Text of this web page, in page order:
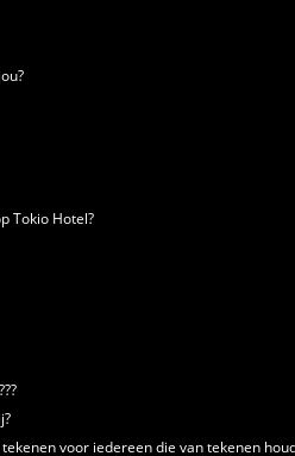
Tokio Hotel?
voor iedereen die van tekenen